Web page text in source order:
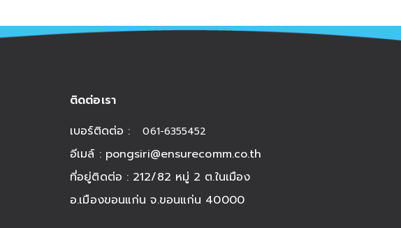
ติดต่อเรา
เบอร์ติดต่อ :061-6355452
อีเมล์ : pongsiri@ensurecomm.co.th
ที่อยู่ติดต่อ : 212/82 หมู่ 2 ต.ในเมือง
อ.เมืองขอนแก่น จ.ขอนแก่น 40000